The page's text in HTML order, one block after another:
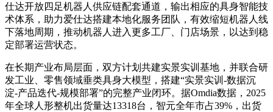
仕达开放四足机器人供应链配套通道，输出相应的具身智能技
术体系，助力爱仕达搭建本地化服务团队，有效缩短机器人线
下落地周期，推动机器人进入更多工厂、门店场景，以达到稳
定部署运营状态。
在长期产业布局层面，双方计划共建实景实训基地，并联合研
发工业、零售领域垂类具身大模型，搭建“实景实训-数据沉
淀-产品迭代-规模部署”的完整产业闭环。据Omdia数据，2025
年全球人形整机出货量达13318台，智元全年市占39%，出货